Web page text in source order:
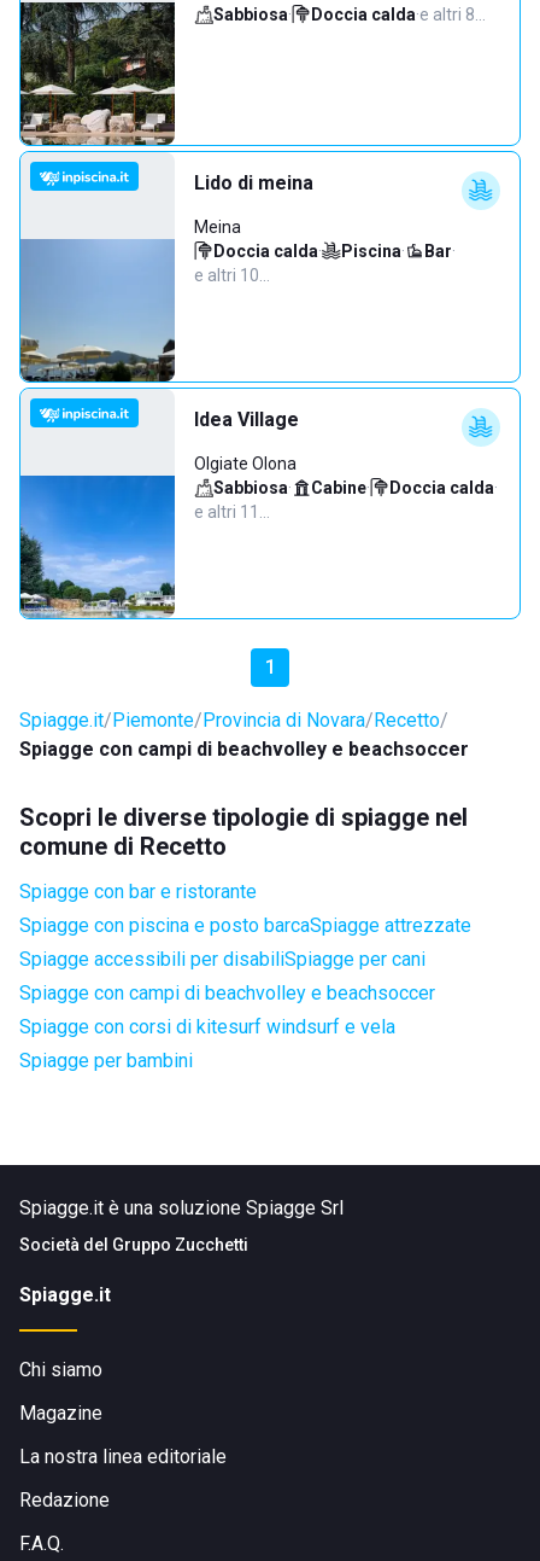
Sabbiosa· Doccia calda·e altri 8…
Lido di meina
Meina
Doccia calda· Piscina· Bar·
e altri 10…
Idea Village
Olgiate Olona
Sabbiosa· Cabine· Doccia calda·
e altri 11…
1
Spiagge.it Piemonte Provincia di Novara Recetto
Spiagge con campi di beachvolley e beachsoccer
Scopri le diverse tipologie di spiagge nel
comune di Recetto
Spiagge con bar e ristorante
Spiagge con piscina e posto barcaSpiagge attrezzate
Spiagge accessibili per disabiliSpiagge per cani
Spiagge con campi di beachvolley e beachsoccer
Spiagge con corsi di kitesurf windsurf e vela
Spiagge per bambini
Spiagge.it è una soluzione Spiagge Srl
Società del Gruppo Zucchetti
Spiagge.it
Chi siamo
Magazine
La nostra linea editoriale
Redazione
F.A.Q.